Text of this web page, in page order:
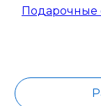
Подарочные